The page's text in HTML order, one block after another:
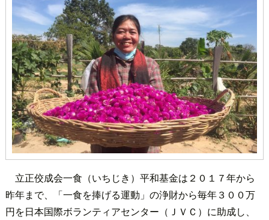
立正佼成会一食（いちじき）平和基金は２０１７年から
昨年まで、「一食を捧げる運動」の浄財から毎年３００万
円を日本国際ボランティアセンター（ＪＶＣ）に助成し、